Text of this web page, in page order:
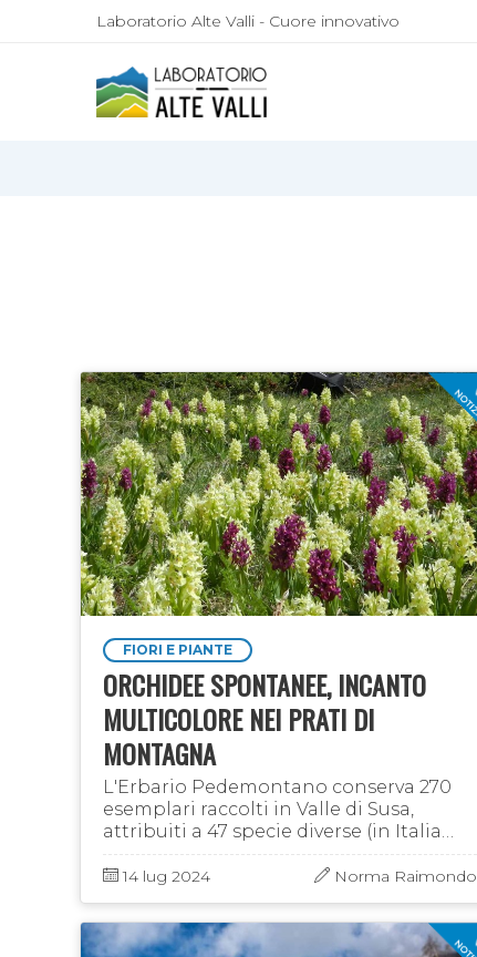
Laboratorio Alte Valli - Cuore innovativo
FIORI E PIANTE
ORCHIDEE SPONTANEE, INCANTO
MULTICOLORE NEI PRATI DI
MONTAGNA
L'Erbario Pedemontano conserva 270
esemplari raccolti in Valle di Susa,
attribuiti a 47 specie diverse (in Italia
sono circa 120). Vi accompagniamo alla
scoperta di questi fiori coloratissimi e
super- …
14 lug 2024 Norma Raimondo